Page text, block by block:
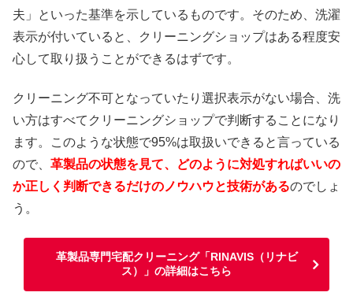
夫」といった基準を示しているものです。そのため、洗濯
表示が付いていると、クリーニングショップはある程度安
心して取り扱うことができるはずです。
クリーニング不可となっていたり選択表示がない場合、洗
い方はすべてクリーニングショップで判断することになり
ます。このような状態で95%は取扱いできると言っている
ので、 革製品の状態を見て、どのように対処すればいいの
か正しく判断できるだけのノウハウと技術があるのでしょ
う。
革製品専門宅配クリーニング「RINAVIS（リナビ
ス）」の詳細はこちら